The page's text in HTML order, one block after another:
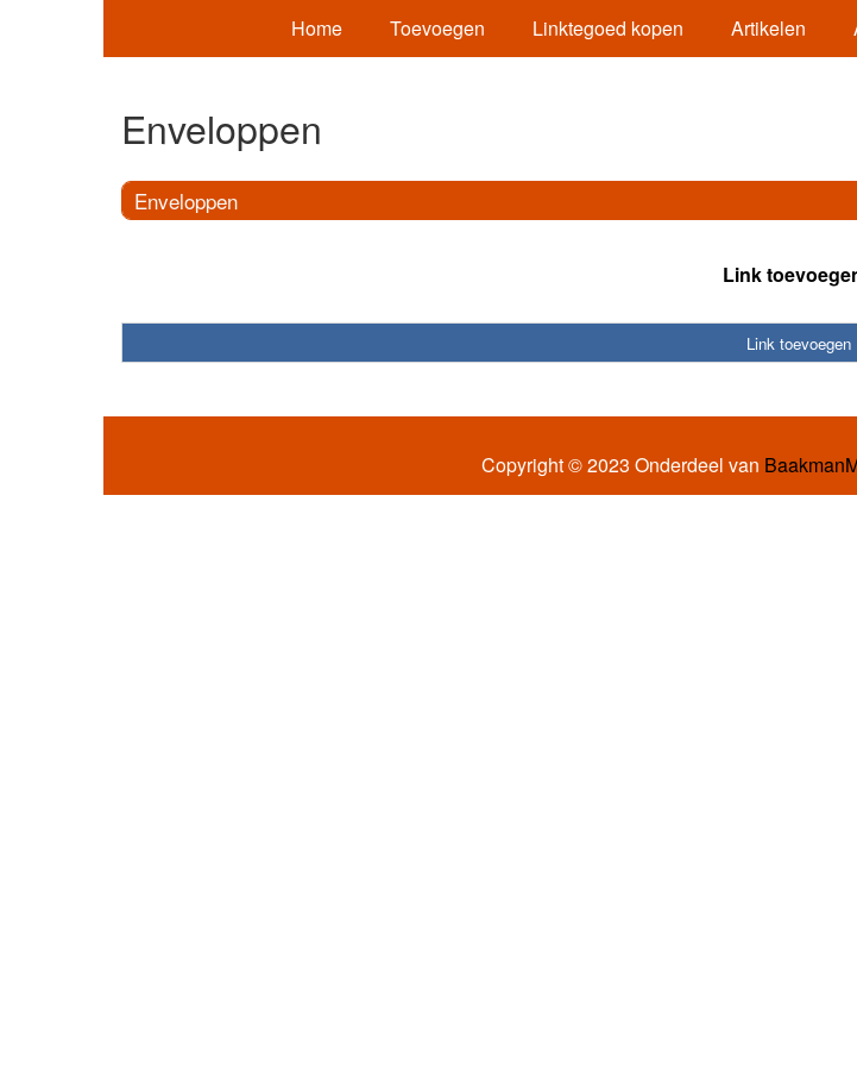
Home Toevoegen Linktegoed kopen Artikelen
Enveloppen
Enveloppen
Link
Link toevoegen
Copyright © 2023 Onderdeel van